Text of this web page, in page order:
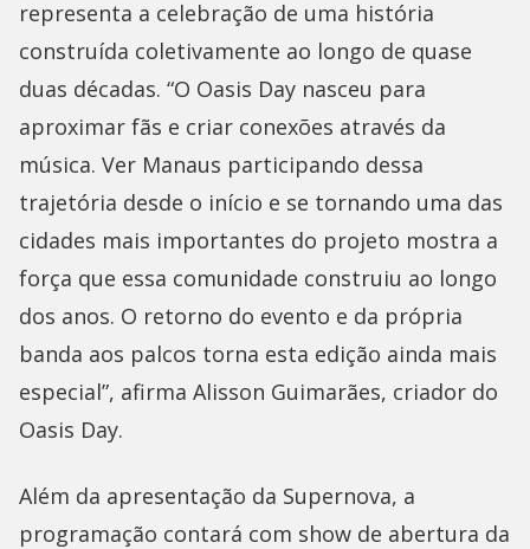
representa a celebração de uma história
construída coletivamente ao longo de quase
duas décadas. “O Oasis Day nasceu para
aproximar fãs e criar conexões através da
música. Ver Manaus participando dessa
trajetória desde o início e se tornando uma das
cidades mais importantes do projeto mostra a
força que essa comunidade construiu ao longo
dos anos. O retorno do evento e da própria
banda aos palcos torna esta edição ainda mais
especial”, afirma Alisson Guimarães, criador do
Oasis Day.
Além da apresentação da Supernova, a
programação contará com show de abertura da